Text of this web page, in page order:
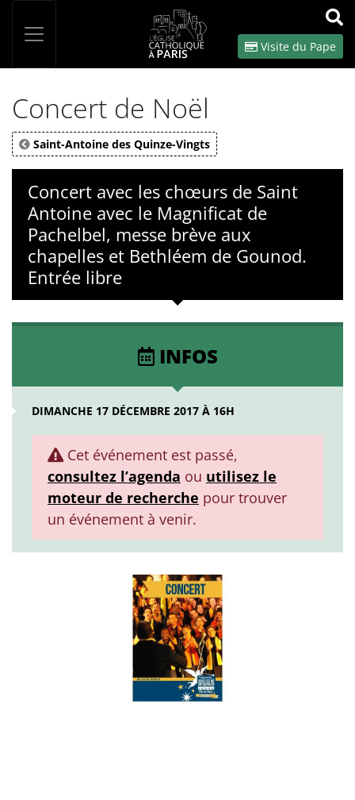
OK
Visite du Pape
Concert de Noël
Saint-Antoine des Quinze-Vingts
Concert avec les chœurs de Saint
Antoine avec le Magnificat de
Pachelbel, messe brève aux
chapelles et Bethléem de Gounod.
Entrée libre
INFOS
DIMANCHE 17 DÉCEMBRE 2017 À 16H
Cet événement est passé,
consultez l’agenda ou utilisez le
moteur de recherche pour trouver
un événement à venir.
Panneau de gestion des cookies